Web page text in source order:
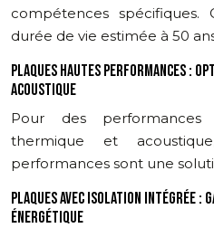
compétences
durée de vie estimée à 50
PLAQUES HAUTES PERFORMANCES :
ACOUSTIQUE
Pour des
thermique et
performances sont une
PLAQUES AVEC ISOLATION INTÉGRÉE :
ÉNERGÉTIQUE